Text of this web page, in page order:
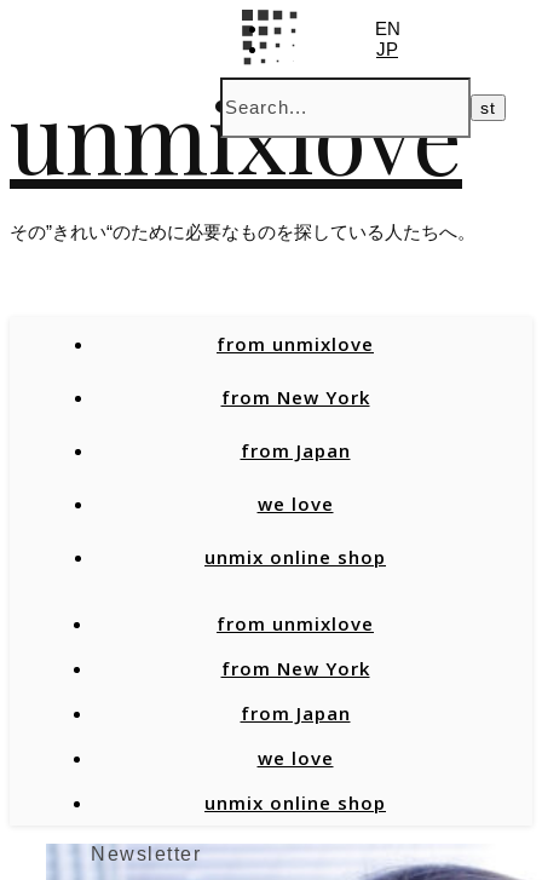
unmixlove
その”きれい“のために必要なものを探している人たちへ。
EN
JP
from unmixlove
from New York
from Japan
we love
unmix online shop
from unmixlove
from New York
from Japan
we love
unmix online shop
Newsletter